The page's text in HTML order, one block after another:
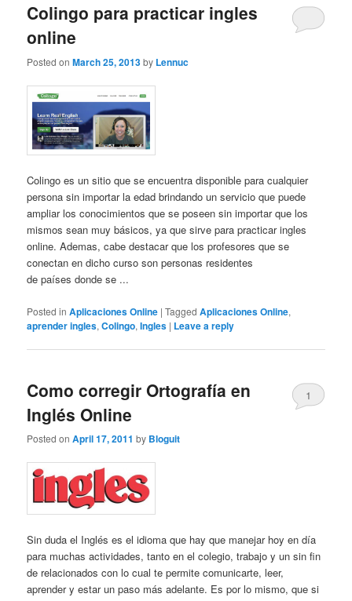
Colingo para practicar ingles
online
Posted onMarch 25, 2013by Lennuc
Colingo es un sitio que se encuentra disponible para cualquier
persona sin importar la edad brindando un servicio que puede
ampliar los conocimientos que se poseen sin importar que los
mismos sean muy básicos, ya que sirve para practicar ingles
online. Ademas, cabe destacar que los profesores que se
conectan en dicho curso son personas residentes
de países donde se ...
Posted in Aplicaciones Online |Tagged Aplicaciones Online,
aprender ingles,Colingo,Ingles | Leave a reply
Como corregir Ortografía en
Inglés Online
Posted onApril 17, 2011 by Bloguit
1
Sin duda el Inglés es el idioma que hay que manejar hoy en día
para muchas actividades, tanto en el colegio, trabajo y un sin fin
de relacionados con lo cual te permite comunicarte, leer,
aprender y estar un paso más adelante. Es por lo mismo, que si